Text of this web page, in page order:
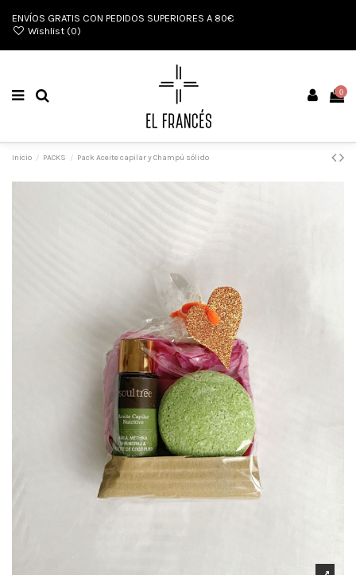
ENVÍOS GRATIS CON PEDIDOS SUPERIORES A 80€
Wishlist (0)
0
Inicio PACKS Pack Aceite capilar y Champú sólido